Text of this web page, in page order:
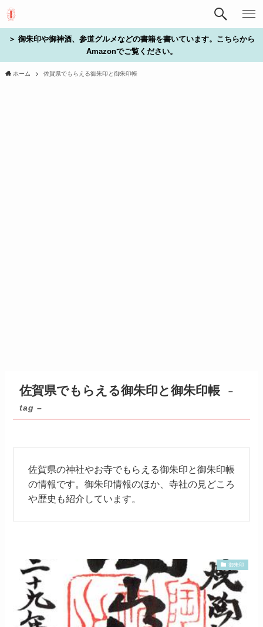
＞ 御朱印や御神酒、参道グルメなどの書籍を書いています。こちらから
Amazonでご覧ください。
ホーム 佐賀県でもらえる御朱印と御朱印帳
佐賀県でもらえる御朱印と御朱印帳
–
tag –
佐賀県の神社やお寺でもらえる御朱印と御朱印帳
の情報です。御朱印情報のほか、寺社の見どころ
や歴史も紹介しています。
御朱印